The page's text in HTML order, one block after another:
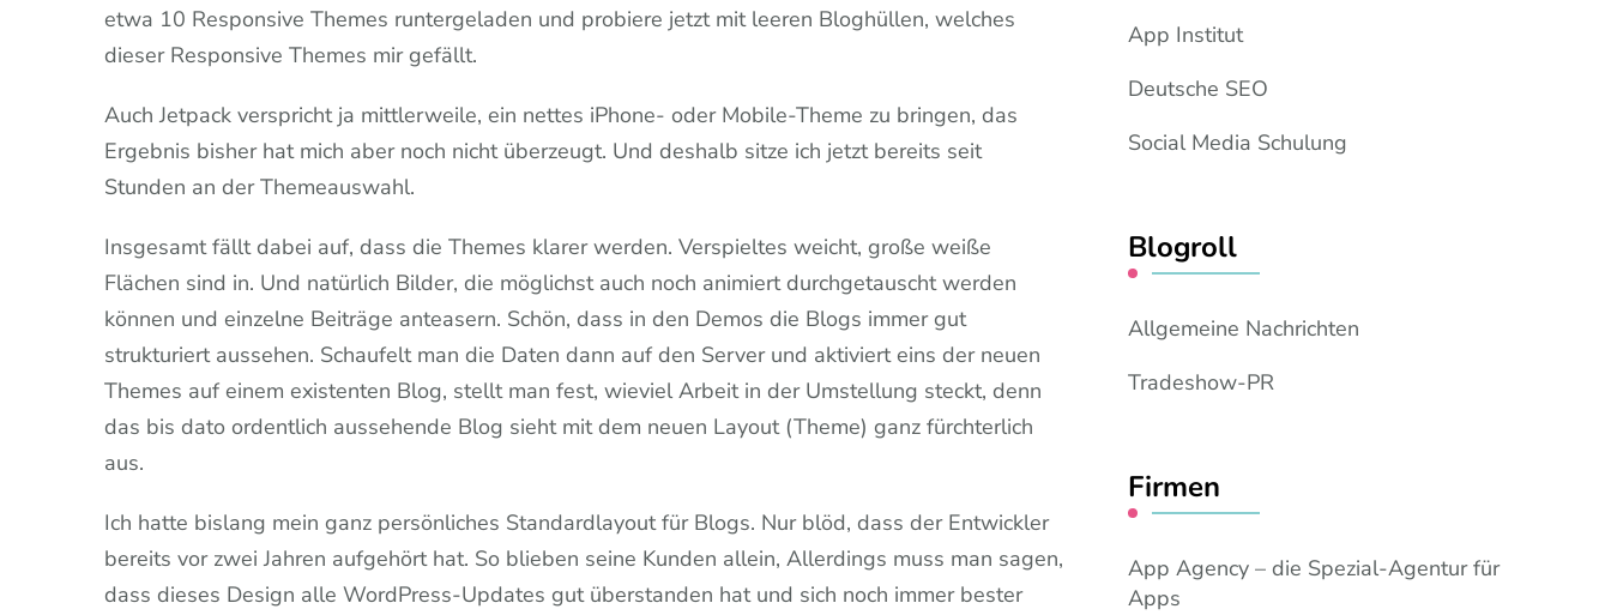
etwa 10 Responsive Themes runtergeladen und probiere jetzt mit leeren Bloghüllen, welches
dieser Responsive Themes mir gefällt.
Auch Jetpack verspricht ja mittlerweile, ein nettes iPhone- oder Mobile-Theme zu bringen, das
Ergebnis bisher hat mich aber noch nicht überzeugt. Und deshalb sitze ich jetzt bereits seit
Stunden an der Themeauswahl.
Insgesamt fällt dabei auf, dass die Themes klarer werden. Verspieltes weicht, große weiße
Flächen sind in. Und natürlich Bilder, die möglichst auch noch animiert durchgetauscht werden
können und einzelne Beiträge anteasern. Schön, dass in den Demos die Blogs immer gut
strukturiert aussehen. Schaufelt man die Daten dann auf den Server und aktiviert eins der neuen
Themes auf einem existenten Blog, stellt man fest, wieviel Arbeit in der Umstellung steckt, denn
das bis dato ordentlich aussehende Blog sieht mit dem neuen Layout (Theme) ganz fürchterlich
aus.
Ich hatte bislang mein ganz persönliches Standardlayout für Blogs. Nur blöd, dass der Entwickler
bereits vor zwei Jahren aufgehört hat. So blieben seine Kunden allein, Allerdings muss man sagen,
dass dieses Design alle WordPress-Updates gut überstanden hat und sich noch immer bester
App Institut
Deutsche SEO
Social Media Schulung
Blogroll
Allgemeine Nachrichten
Tradeshow-PR
Firmen
App Agency – die Spezial-Agentur für
Apps